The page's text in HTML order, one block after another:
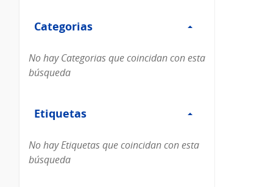
Categorias
Categorias
No hay Categorias que coincidan con esta
búsqueda
Etiquetas
Etiquetas
No hay Etiquetas que coincidan con esta
búsqueda